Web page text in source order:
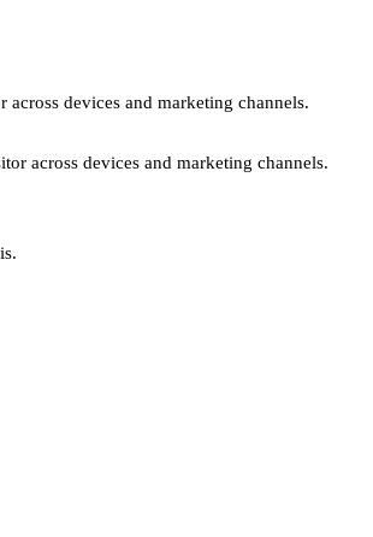
devices and marketing channels.
across devices and marketing channels.